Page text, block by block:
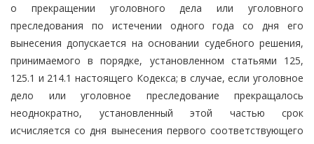
о прекращении уголовного дела или уголовного
преследования по истечении одного года со дня его
вынесения допускается на основании судебного решения,
принимаемого в порядке, установленном статьями 125,
125.1 и 214.1 настоящего Кодекса; в случае, если уголовное
дело или уголовное преследование прекращалось
неоднократно, установленный этой частью срок
исчисляется со дня вынесения первого соответствующего